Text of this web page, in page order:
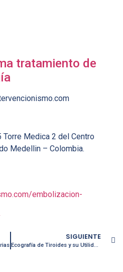
tratamiento de
Torre Medica 2 del Centro
Medellin – Colombia.
embolizacion-
SIGUIENTE
Ecografía de Tiroides y su Utilidad Clínica